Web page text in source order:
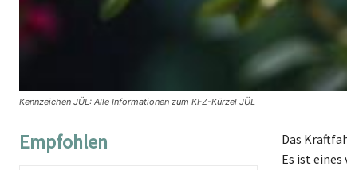
Kennzeichen JÜL: Alle Informationen zum KFZ-Kürzel JÜL
Empfohlen
Das
Es ist